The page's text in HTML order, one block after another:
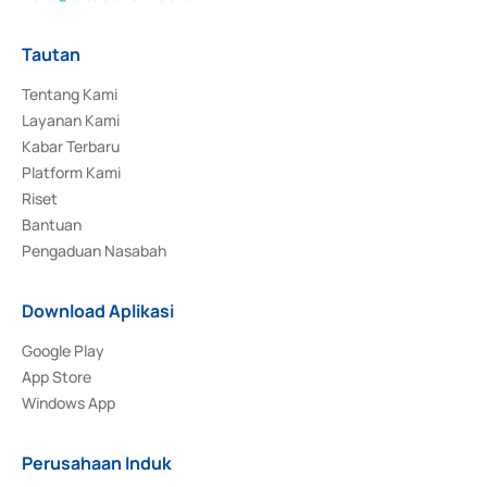
Tautan
Tentang Kami
Layanan Kami
Kabar Terbaru
Platform Kami
Riset
Bantuan
Pengaduan Nasabah
Download Aplikasi
Google Play
App Store
Windows App
Perusahaan Induk